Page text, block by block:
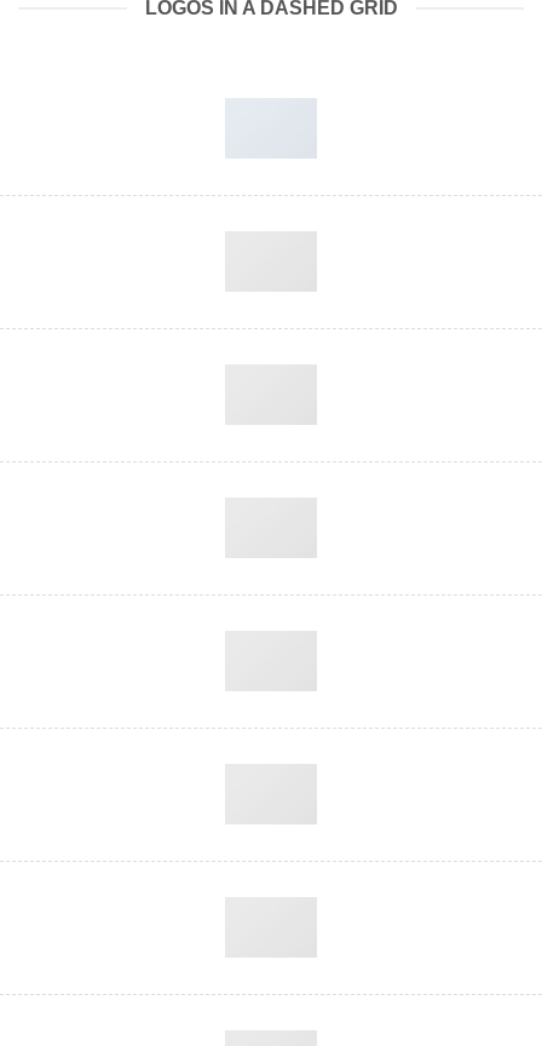
LOGOS IN A DASHED GRID